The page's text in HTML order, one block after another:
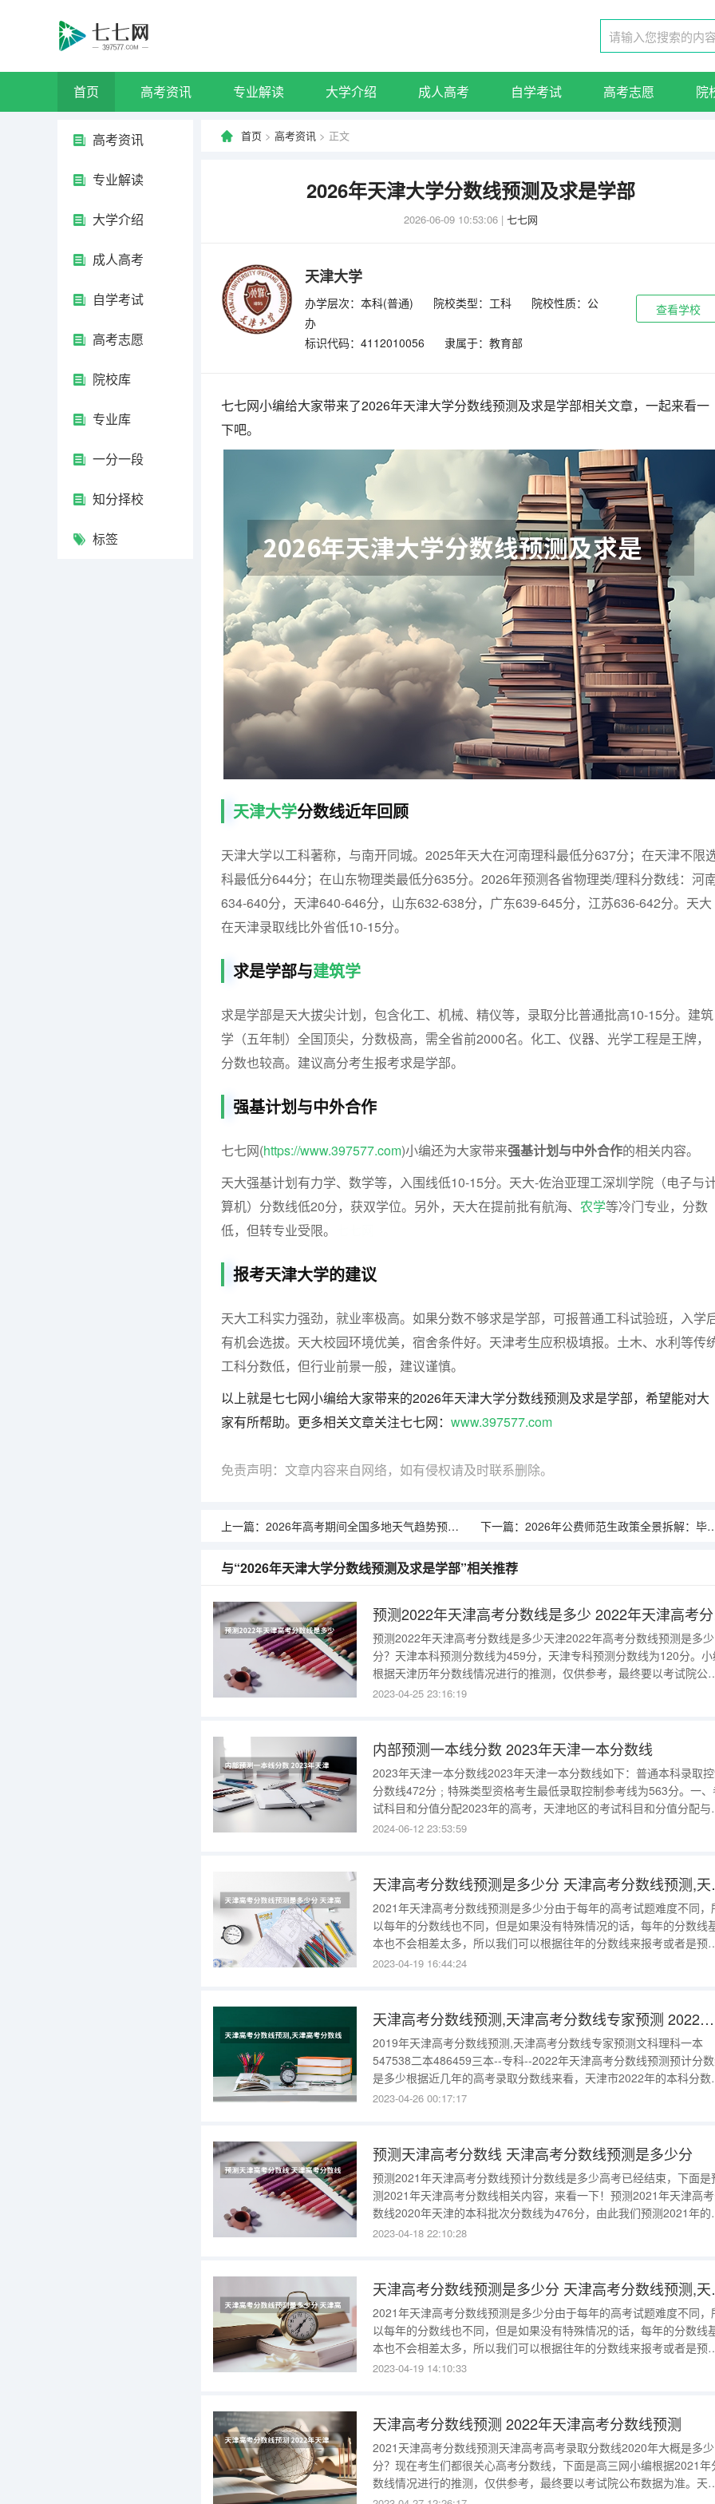
首页 高考资讯 专业解读 大学介绍 成人高考 自学考试 高考志愿 院
高考资讯
专业解读
大学介绍
成人高考
自学考试
高考志愿
院校库
专业库
一分一段
知分择校
标签
首页 > 高考资讯 > 正文
2026年天津大学分数线预测及求是学部
2026-06-09 10:53:06 | 七七网
天津大学
办学层次：本科(普通) 院校类型：工科
院校性质：公
办
标识代码：4112010056
隶属于：教育部
查看学校
七七网小编给大家带来了2026年天津大学分数线预测及求是学部相关文章，一起来看一
下吧。
天津大学分数线近年回顾
天津大学以工科著称，与南开同城。2025年天大在河南理科最低分637分；在天津不限
科最低分644分；在山东物理类最低分635分。2026年预测各省物理类/理科分数线：河
634-640分，天津640-646分，山东632-638分，广东639-645分，江苏636-642分。天大
在天津录取线比外省低10-15分。
求是学部与建筑学
求是学部是天大拔尖计划，包含化工、机械、精仪等，录取分比普通批高10-15分。建筑
学（五年制）全国顶尖，分数极高，需全省前2000名。化工、仪器、光学工程是王牌，
分数也较高。建议高分考生报考求是学部。
强基计划与中外合作
七七网(https://www.397577.com)小编还为大家带来强基计划与中外合作的相关内容。
天大强基计划有力学、数学等，入围线低10-15分。天大-佐治亚理工深圳学院（电子与
算机）分数线低20分，获双学位。另外，天大在提前批有航海、 农学等冷门专业，分数
低，但转专业受限。
报考天津大学的建议
天大工科实力强劲，就业率极高。如果分数不够求是学部，可报普通工科试验班，入学
有机会选拔。天大校园环境优美，宿舍条件好。天津考生应积极填报。土木、水利等传
工科分数低，但行业前景一般，建议谨慎。
以上就是七七网小编给大家带来的2026年天津大学分数线预测及求是学部，希望能对大
家有所帮助。更多相关文章关注七七网： www.397577.com
免责声明：文章内容来自网络，如有侵权请及时联系删除。
上一篇： 2026年高考期间全国多地天气趋势预警！家长考生需做足这些准备 下一篇： 2026年公费师范生政策全景拆解：毕业包分配事业编的利与弊
与“2026年天津大学分数线预测及求是学部”相关推荐
预测2022年天津高考分数线是多少天津2022年高考分数线预测是多少
分？天津本科预测分数线为459分，天津专科预测分数线为120分。小
根据天津历年分数线情况进行的推测，仅供参考，最终要以考试院公
数据为准。2022年天津高考录取分数线预测2022年天津本科预测分数
2023-04-25 23:16:19
内部预测一本线分数 2023年天津一本分数线
2023年天津一本分数线2023年天津一本分数线如下：普通本科录取
分数线472分﹔特殊类型资格考生最低录取控制参考线为563分。一、
试科目和分值分配2023年的高考，天津地区的考试科目和分值分配与
年相比没有太大变化。一共有文科和理科两个科目，具体科目和分值如
2024-06-12 23:53:59
天津高考
2021年天津高考分数线预测是多少分由于每年的高考试题难度不同，
以每年的分数线也不同，但是如果没有特殊情况的话，每年的分数线
本也不会相差太多，所以我们可以根据往年的分数线来报考或者是预
今年的分数线。下面是2021天津高考分数线预测，来看一下！2021天
2023-04-19 16:44:24
天津高考分数线预测,天津高考分数线专家预测 2022年天津高考分数线预测
2019年天津高考分数线预测,天津高考分数线专家预测文科理科一本
547538二本486459三本--专科--2022年天津高考分数线预测预计分
是多少根据近几年的高考录取分数线来看，天津市2022年的本科分数
预计为465分，专科分数线预计为125分。试题难度、院校招生规模、高
2023-04-26 00:17:17
预测天津高考分数线 天津高考分数线预测是多少分
预测2021年天津高考分数线预计分数线是多少高考已经结束，下面是
测2021年天津高考分数线相关内容，来看一下！预测2021年天津高
数线2020年天津的本科批次分数线为476分，由此我们预测2021年的
津本科分数线为478分。2020年天津的专科批次分数线为120分，由此
2023-04-18 22:10:28
天津高考分
2021年天津高考分数线预测是多少分由于每年的高考试题难度不同，
以每年的分数线也不同，但是如果没有特殊情况的话，每年的分数线
本也不会相差太多，所以我们可以根据往年的分数线来报考或者是预
今年的分数线。下面是2021天津高考分数线预测，来看一下！2021天
2023-04-19 14:10:33
天津高考分数线预测 2022年天津高考分数线预测
2021天津高考分数线预测天津高考高考录取分数线2020年大概是多少
分？现在考生们都很关心高考分数线，下面是高三网小编根据2021年
数线情况进行的推测，仅供参考，最终要以考试院公布数据为准。天
2021高考分数线大概多少注：以下高考分数线预测仅供参考，具体高考